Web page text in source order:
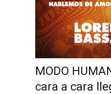
MODO
cara a cara